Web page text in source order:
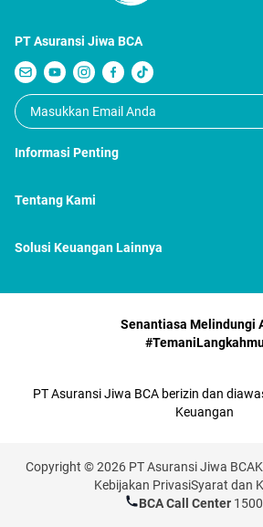
PT Asuransi Jiwa BCA
Informasi Penting
Tentang Kami
Solusi Keuangan Lainnya
Senantiasa Melindungi
PT Asuransi Jiwa BCA berizin dan
Keuangan
Copyright © 2026 PT Asuransi Jiwa BCA
Kebijakan PrivasiSyarat dan
BCA Call Center